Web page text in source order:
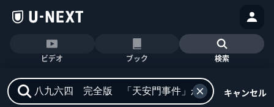
ビデオ ブック 検索
キャンセル